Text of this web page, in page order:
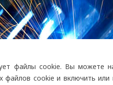
файлы cookie. Вы можете
файлов cookie и включить